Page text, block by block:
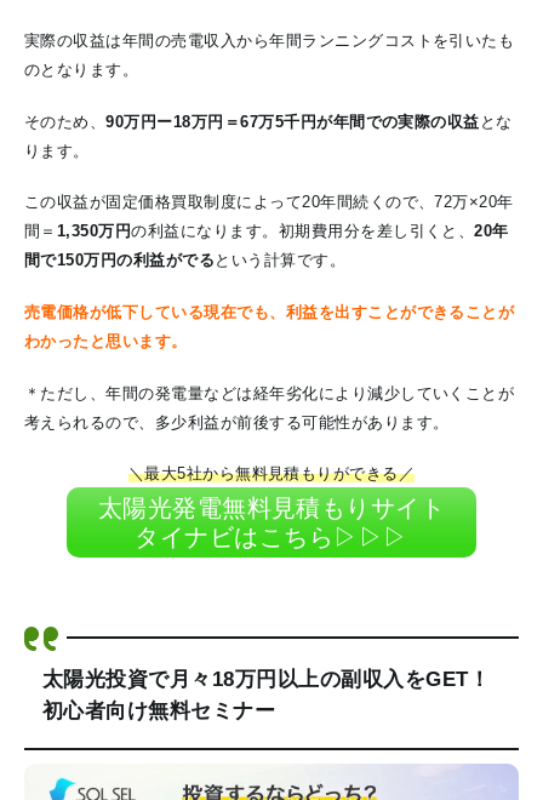
実際の収益は年間の売電収入から年間ランニングコストを引いたも
のとなります。
そのため、90万円ー18万円＝67万5千円が年間での実際の収益 とな
ります。
この収益が固定価格買取制度によって20年間続くので、72万×20年
間＝ 1,350万円の利益になります。初期費用分を差し引くと、20年
間で150万円の利益がでる という計算です。
売電価格が低下している現在でも、利益を出すことができることが
わかったと思います。
＊ただし、年間の発電量などは経年劣化により減少していくことが
考えられるので、多少利益が前後する可能性があります。
＼最大5社から無料見積もりができる／
太陽光発電無料見積もりサイト
タイナビはこちら▷▷▷
太陽光投資で月々18万円以上の副収入をGET！
初心者向け無料セミナー